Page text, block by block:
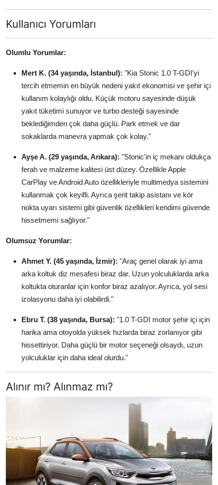
Kullanıcı Yorumları
Olumlu Yorumlar:
Mert K. (34 yaşında, İstanbul): "Kia Stonic 1.0 T-GDI'yi
tercih etmemin en büyük nedeni yakıt ekonomisi ve şehir içi
kullanım kolaylığı oldu. Küçük motoru sayesinde düşük
yakıt tüketimi sunuyor ve turbo desteği sayesinde
beklediğimden çok daha güçlü. Park etmek ve dar
sokaklarda manevra yapmak çok kolay."
Ayşe A. (29 yaşında, Ankara): "Stonic'in iç mekanı oldukça
ferah ve malzeme kalitesi üst düzey. Özellikle Apple
CarPlay ve Android Auto özellikleriyle multimedya sistemini
kullanmak çok keyifli. Ayrıca şerit takip asistanı ve kör
nokta uyarı sistemi gibi güvenlik özellikleri kendimi güvende
hissetmemi sağlıyor."
Olumsuz Yorumlar:
Ahmet Y. (45 yaşında, İzmir): "Araç genel olarak iyi ama
arka koltuk diz mesafesi biraz dar. Uzun yolculuklarda arka
koltukta oturanlar için konfor biraz azalıyor. Ayrıca, yol sesi
izolasyonu daha iyi olabilirdi."
Ebru T. (38 yaşında, Bursa): "1.0 T-GDI motor şehir içi için
harika ama otoyolda yüksek hızlarda biraz zorlanıyor gibi
hissettiriyor. Daha güçlü bir motor seçeneği olsaydı, uzun
yolculuklar için daha ideal olurdu."
Alınır mı? Alınmaz mı?